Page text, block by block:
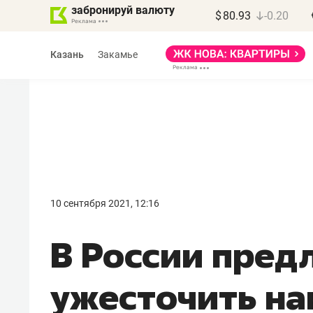
забронируй валюту $ 80.93 -0.20
Казань Закамье
10 сентября 2021, 12:16
В России
ужесточить
правил, бизнес может
потерять минимум